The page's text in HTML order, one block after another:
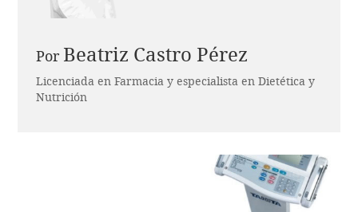
Por Beatriz Castro Pérez
Licenciada en Farmacia y especialista en Dietética y
Nutrición